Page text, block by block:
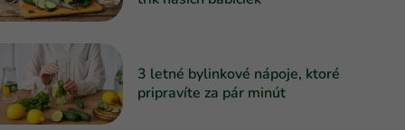
3 letné bylinkové nápoje, ktoré
pripravíte za pár minút